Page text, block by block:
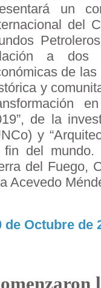
un
del
a dos
de
y
de la
y
fin del mundo.
del Fuego,
Acevedo
de Octubre de